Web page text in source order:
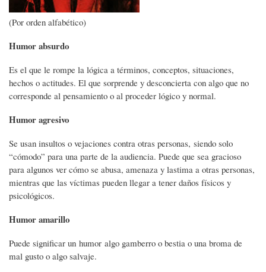
(Por orden alfabético)
Humor absurdo
Es el que le rompe la lógica a términos, conceptos, situaciones,
hechos o actitudes. El que sorprende y desconcierta con algo que no
corresponde al pensamiento o al proceder lógico y normal.
Humor agresivo
Se usan insultos o vejaciones contra otras personas, siendo solo
“cómodo” para una parte de la audiencia. Puede que sea gracioso
para algunos ver cómo se abusa, amenaza y lastima a otras personas,
mientras que las víctimas pueden llegar a tener daños físicos y
psicológicos.
Humor amarillo
Puede significar un humor algo gamberro o bestia o una broma de
mal gusto o algo salvaje.